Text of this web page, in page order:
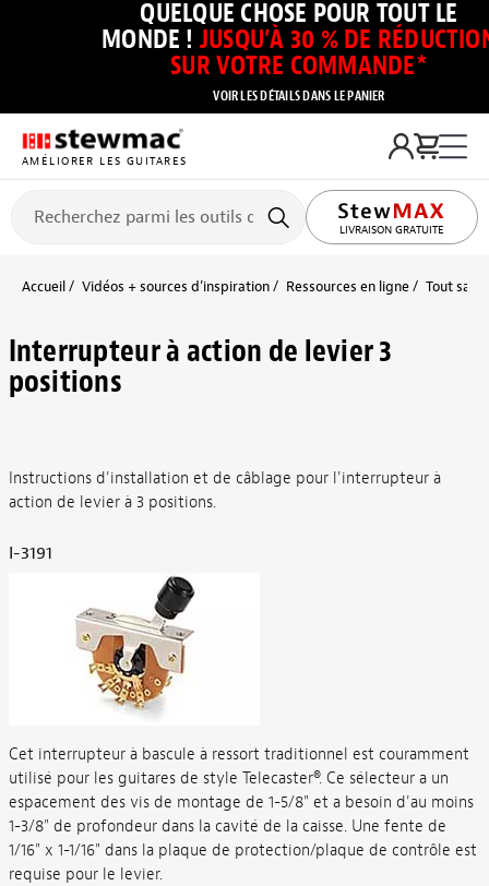
QUELQUE CHOSE POUR TOUT LE
MONDE ! JUSQU’À 30 % DE
SUR VOTRE COMMANDE*
VOIR LES DÉTAILS DANS LE PANIER
AMÉLIORER LES GUITARES
LIVRAISON GRATUITE
Accueil Vidéos + sources d’inspiration Ressources en ligne Tout
Interrupteur à action de levier 3
positions
Instructions d'installation et de câblage pour l'interrupteur à
action de levier à 3 positions.
I-3191
Cet interrupteur à bascule à ressort traditionnel est couramment
utilisé pour les guitares de style Telecaster®. Ce sélecteur a un
espacement des vis de montage de 1-5/8" et a besoin d'au moins
1-3/8" de profondeur dans la cavité de la caisse. Une fente de
1/16" x 1-1/16" dans la plaque de protection/plaque de contrôle est
requise pour le levier.